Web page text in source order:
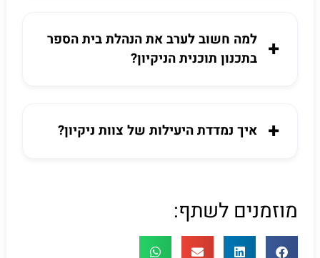
למה חשוב לערב את הנהלת בית הספר
בתכנון תוכנית הניקיון?
איך נמדדת היעילות של צוות ניקיון?
מוזמנים לשתף: